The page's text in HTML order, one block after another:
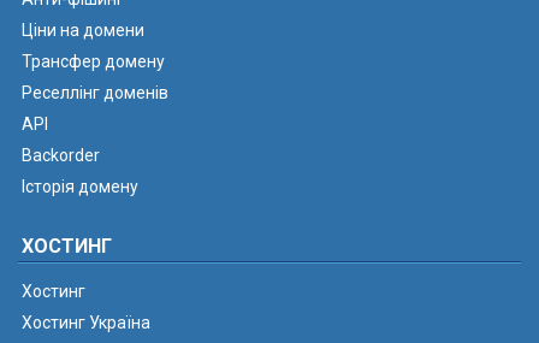
Ціни на домени
Трансфер домену
Реселлінг доменів
API
Backorder
Історія домену
ХОСТИНГ
Хостинг
Хостинг Україна